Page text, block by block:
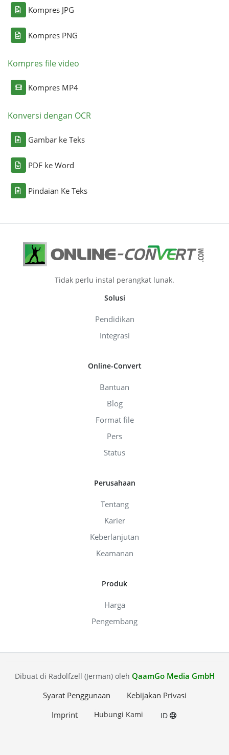
Kompres JPG
Kompres PNG
Kompres file video
Kompres MP4
Konversi dengan OCR
Gambar ke Teks
PDF ke Word
Pindaian Ke Teks
Tidak perlu instal perangkat lunak.
Solusi
Pendidikan
Integrasi
Online-Convert
Bantuan
Blog
Format file
Pers
Status
Perusahaan
Tentang
Karier
Keberlanjutan
Keamanan
Produk
Harga
Pengembang
Dibuat di Radolfzell (Jerman) oleh QaamGo Media GmbH
Syarat Penggunaan
Kebijakan Privasi
Imprint
Hubungi Kami ID